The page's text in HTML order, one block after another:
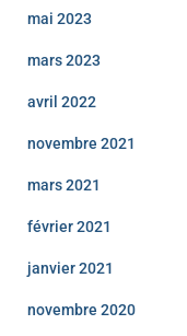
mai 2023
mars 2023
avril 2022
novembre 2021
mars 2021
février 2021
janvier 2021
novembre 2020